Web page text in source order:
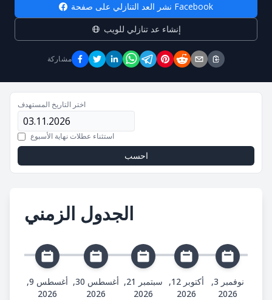
نشر العد التنازلي على صفحة Facebook
إنشاء عد تنازلي للويب
مشاركة
اختر التاريخ المستهدف
استثناء عطلات نهاية الأسبوع
احسب
الجدول الزمني
أغسطس 9,
2026
أغسطس 30,
2026
سبتمبر 21,
2026
أكتوبر 12,
2026
نوفمبر 3,
2026